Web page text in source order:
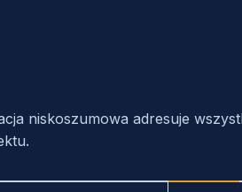
niskoszumowa adresuje